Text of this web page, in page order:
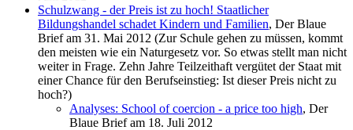
Schulzwang - der Preis ist zu hoch! Staatlicher
Bildungshandel schadet Kindern und Familien, Der Blaue
Brief am 31. Mai 2012 (Zur Schule gehen zu müssen, kommt
den meisten wie ein Naturgesetz vor. So etwas stellt man nicht
weiter in Frage. Zehn Jahre Teilzeithaft vergütet der Staat mit
einer Chance für den Berufseinstieg: Ist dieser Preis nicht zu
hoch?)
Analyses: School of coercion - a price too high, Der
Blaue Brief am 18. Juli 2012